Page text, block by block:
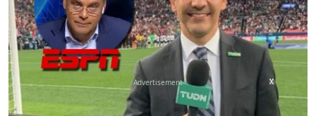
X
X
X